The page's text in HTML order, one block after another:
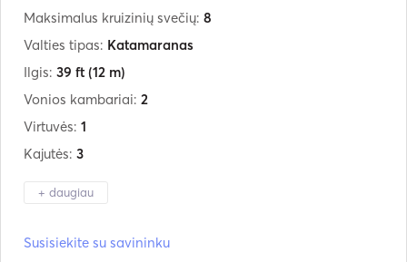
Maksimalus kruizinių svečių: 8
Valties tipas: Katamaranas
Ilgis: 39 ft (12 m)
Vonios kambariai: 2
Virtuvės: 1
Kajutės: 3
+ daugiau
Susisiekite su savininku